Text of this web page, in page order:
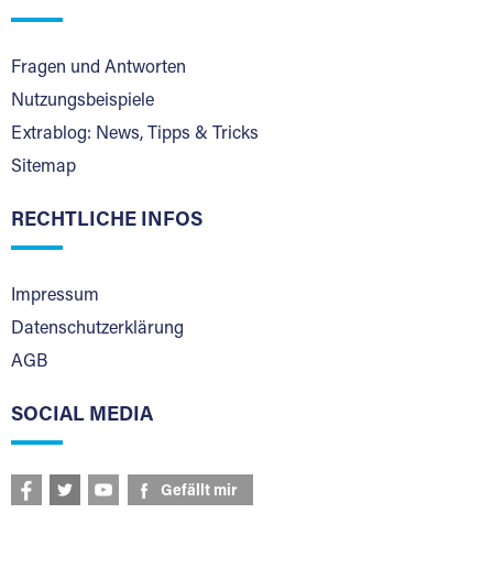
Fragen und Antworten
Nutzungsbeispiele
Extrablog: News, Tipps & Tricks
Sitemap
RECHTLICHE INFOS
Impressum
Datenschutzerklärung
AGB
SOCIAL MEDIA
Gefällt mir